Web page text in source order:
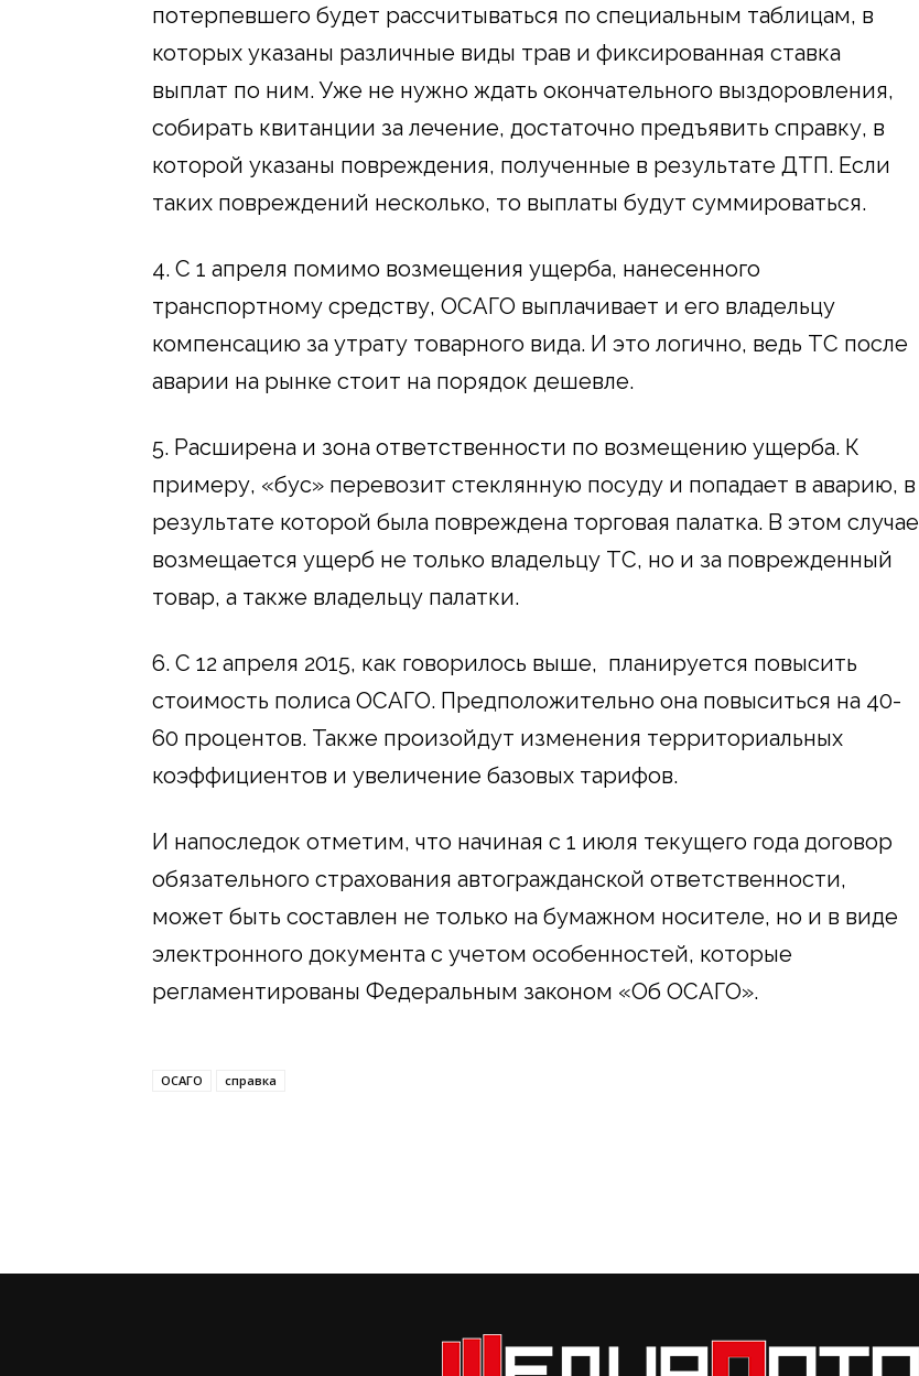
потерпевшего будет рассчитываться по специальным таблицам, в
которых указаны различные виды трав и фиксированная ставка
выплат по ним. Уже не нужно ждать окончательного выздоровления,
собирать квитанции за лечение, достаточно предъявить справку, в
которой указаны повреждения, полученные в результате ДТП. Если
таких повреждений несколько, то выплаты будут суммироваться.
4. С 1 апреля помимо возмещения ущерба, нанесенного
транспортному средству, ОСАГО выплачивает и его владельцу
компенсацию за утрату товарного вида. И это логично, ведь ТС после
аварии на рынке стоит на порядок дешевле.
5. Расширена и зона ответственности по возмещению ущерба. К
примеру, «бус» перевозит стеклянную посуду и попадает в аварию, в
результате которой была повреждена торговая палатка. В этом случае
возмещается ущерб не только владельцу ТС, но и за поврежденный
товар, а также владельцу палатки.
6. С 12 апреля 2015, как говорилось выше, планируется повысить
стоимость полиса ОСАГО. Предположительно она повыситься на 40-
60 процентов. Также произойдут изменения территориальных
коэффициентов и увеличение базовых тарифов.
И напоследок отметим, что начиная с 1 июля текущего года договор
обязательного страхования автогражданской ответственности,
может быть составлен не только на бумажном носителе, но и в виде
электронного документа с учетом особенностей, которые
регламентированы Федеральным законом «Об ОСАГО».
ОСАГО справка